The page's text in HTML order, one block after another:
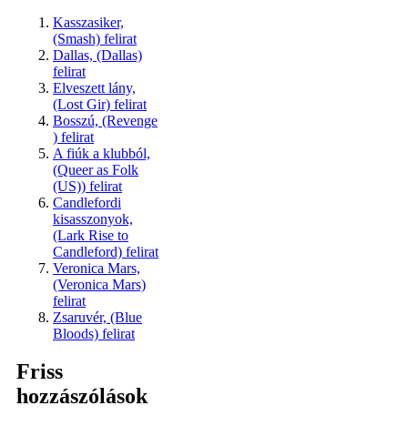
Kasszasiker,
(Smash) felirat
Dallas, (Dallas)
felirat
Elveszett lány,
(Lost Gir) felirat
Bosszú, (Revenge
) felirat
A fiúk a klubból,
(Queer as Folk
(US)) felirat
Candlefordi
kisasszonyok,
(Lark Rise to
Candleford) felirat
Veronica Mars,
(Veronica Mars)
felirat
Zsaruvér, (Blue
Bloods) felirat
Friss
hozzászólások